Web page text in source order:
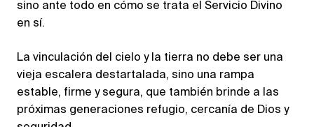
sino ante todo en cómo se trata el Servicio Divino
en sí.
La vinculación del cielo y la tierra no debe ser una
vieja escalera destartalada, sino una rampa
estable, firme y segura, que también brinde a las
próximas generaciones refugio, cercanía de Dios y